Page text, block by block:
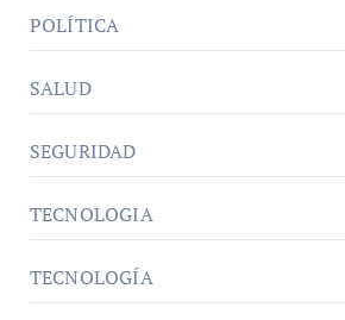
POLÍTICA
SALUD
SEGURIDAD
TECNOLOGIA
TECNOLOGÍA